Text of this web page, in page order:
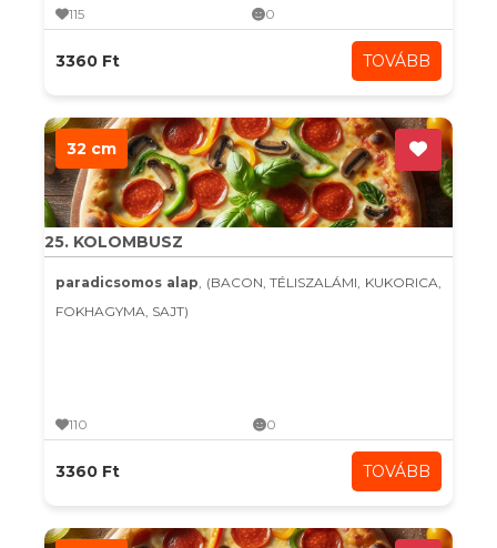
115 0
3360 Ft TOVÁBB
32 cm
25. KOLOMBUSZ
paradicsomos alap, (BACON, TÉLISZALÁMI, KUKORICA,
FOKHAGYMA, SAJT)
110 0
3360 Ft TOVÁBB